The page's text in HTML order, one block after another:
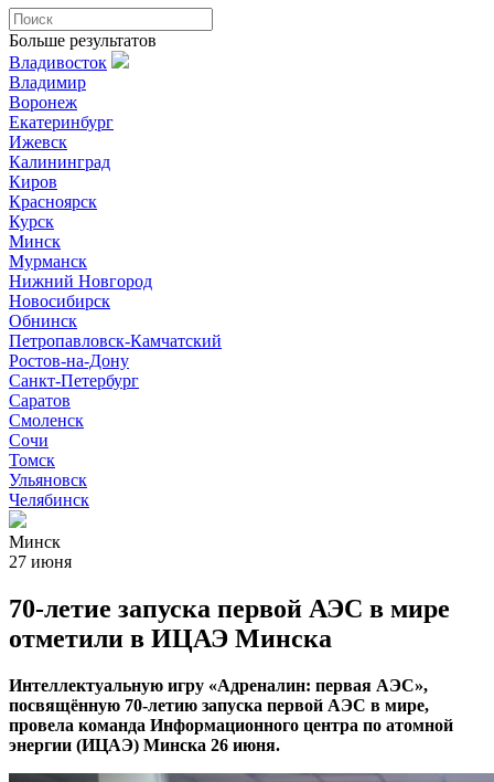
Больше результатов
Владивосток
Владимир
Воронеж
Екатеринбург
Ижевск
Калининград
Киров
Красноярск
Курск
Минск
Мурманск
Нижний Новгород
Новосибирск
Обнинск
Петропавловск-Камчатский
Ростов-на-Дону
Санкт-Петербург
Саратов
Смоленск
Сочи
Томск
Ульяновск
Челябинск
Минск
27 июня
70-летие запуска первой АЭС в мире
отметили в ИЦАЭ Минска
Интеллектуальную игру «Адреналин: первая АЭС»,
посвящённую 70-летию запуска первой АЭС в мире,
провела команда Информационного центра по атомной
энергии (ИЦАЭ) Минска 26 июня.